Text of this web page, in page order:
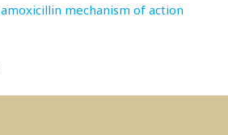
amoxicillin mechanism of action